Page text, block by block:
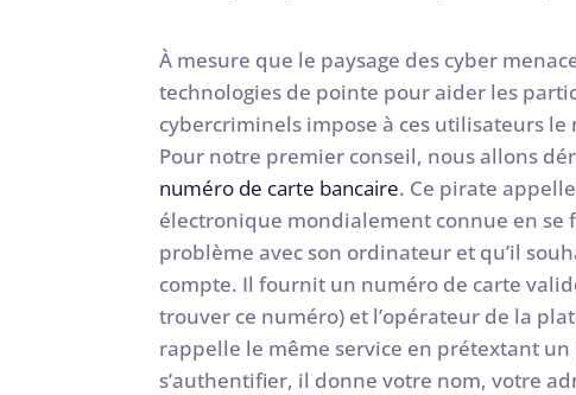
À mesure que le paysage des cyber
technologies de pointe pour aider les
cybercriminels impose à ces utilisateurs
Pour notre premier conseil, nous allons
numéro de carte bancaire. Ce pirate
électronique mondialement connue en se
problème avec son ordinateur et qu’il
compte. Il fournit un numéro de carte
trouver ce numéro) et l’opérateur de la
rappelle le même service en prétextant
s’authentifier, il donne votre nom, votre